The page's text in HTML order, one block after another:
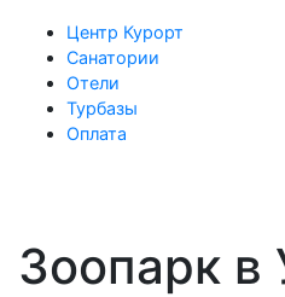
Центр Курорт
Санатории
Отели
Турбазы
Оплата
Зоопарк в